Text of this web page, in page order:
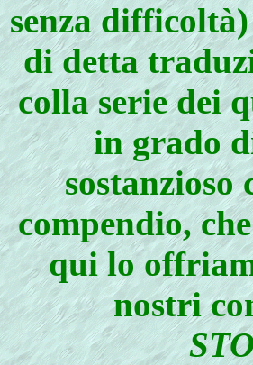
senza
di detta
colla serie dei
in grado
compendio,
qui lo
nostri